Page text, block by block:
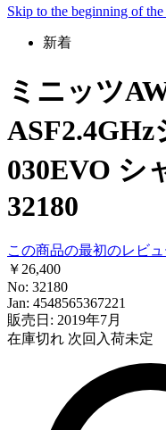
Skip to the beginning of
新着
ミニッツ
030EVO シ
32180
この商品の最初のレビュ
￥26,400
No: 32180
Jan: 4548565367221
販売日: 2019年7月
在庫切れ 次回入荷未定